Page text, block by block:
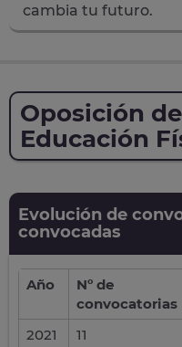
cambia tu futuro.
Oposición
Educación
Evolución de
convocadas
Año
Nº de
convocatorias
2021
11